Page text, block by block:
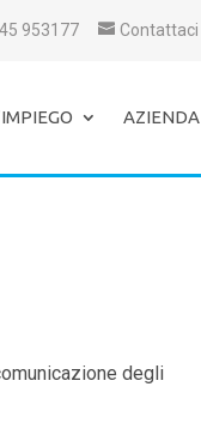
953177
AZIENDA
degli